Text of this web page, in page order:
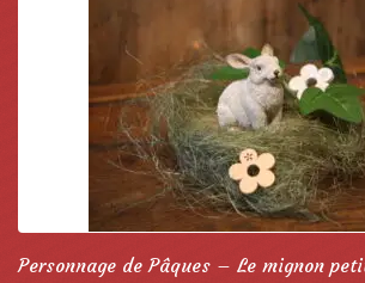
Personnage de Pâques – Le mignon